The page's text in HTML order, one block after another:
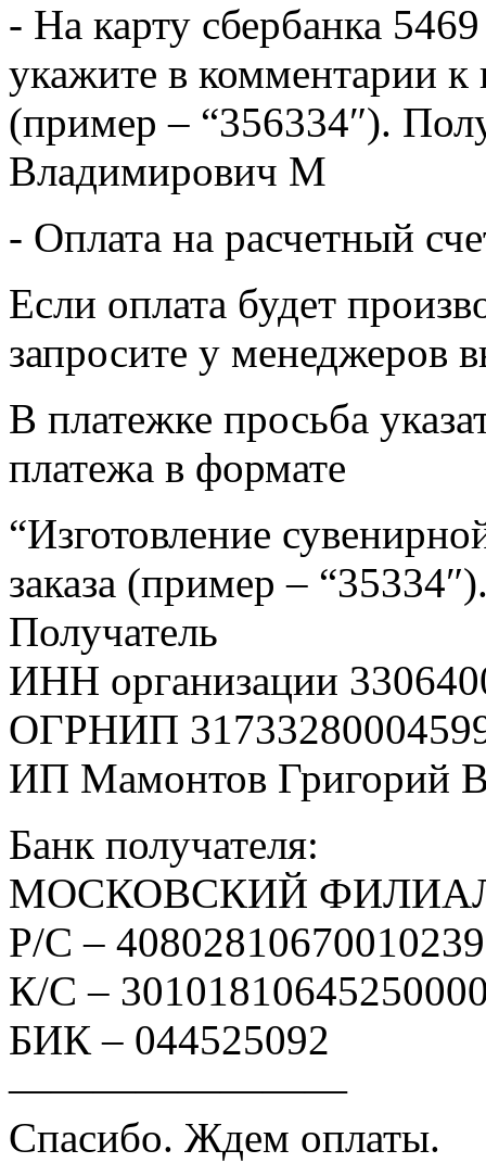
- На карту сбербанка
укажите в комментарии к
(пример – “356334″).
Владимирович М
- Оплата на расчетный
Если оплата будет
запросите у менеджеров
В платежке просьба
платежа в формате
“Изготовление
заказа (пример –
Получатель
ИНН организации
ОГРНИП
ИП Мамонтов Григорий
Банк получателя:
МОСКОВСКИЙ
Р/С –
К/С –
БИК – 044525092
————————
Спасибо. Ждем оплаты.